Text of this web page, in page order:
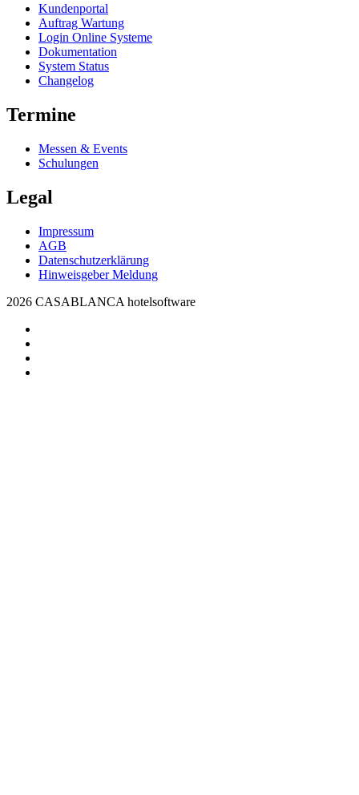
Kundenportal
Auftrag Wartung
Login Online Systeme
Dokumentation
System Status
Changelog
Termine
Messen & Events
Schulungen
Legal
Impressum
AGB
Datenschutzerklärung
Hinweisgeber Meldung
2026 CASABLANCA hotelsoftware